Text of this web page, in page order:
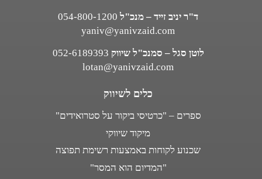
ד"ר יניב זייד – מנכ"ל 054-800-1200
yaniv@yanivzaid.com
לוטן סגל – סמנכ"ל שיווק 052-6189393
lotan@yanivzaid.com
כלים לשיווק
ספרים – "כרטיסי ביקור על סטרואידים"
מיקוד שיווקי
שכנוע לקוחות באמצעות רשימת תפוצה
"המדיום הוא המסר"